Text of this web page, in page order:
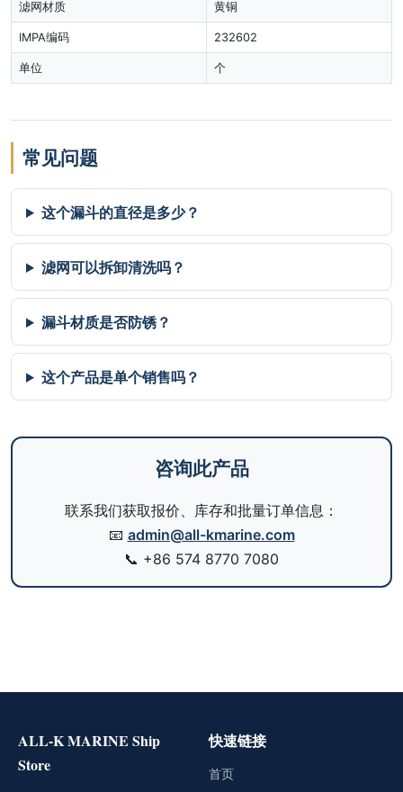
滤网材质 黄铜
IMPA编码 232602
单位 个
常见问题
这个漏斗的直径是多少？
滤网可以拆卸清洗吗？
漏斗材质是否防锈？
这个产品是单个销售吗？
咨询此产品
联系我们获取报价、库存和批量订单信息：
📧 admin@all-kmarine.com
📞 +86 574 8770 7080
ALL-K MARINE Ship
Store
快速链接
首页